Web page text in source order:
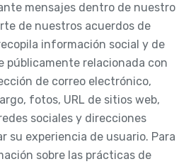
mensajes dentro de nuestro
de nuestros acuerdos de
información social y de
públicamente relacionada con
de correo electrónico,
fotos, URL de sitios web,
sociales y direcciones
su experiencia de usuario. Para
sobre las prácticas de